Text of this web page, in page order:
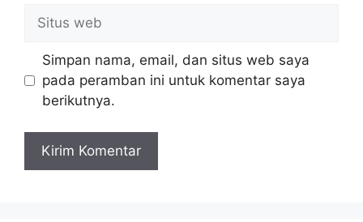
Situs
web
Simpan nama, email, dan situs web saya
pada peramban ini untuk komentar saya
berikutnya.